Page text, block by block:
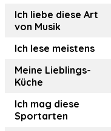
Ich liebe diese Art
von Musik
Ich lese meistens
Meine Lieblings-
Küche
Ich mag diese
Sportarten